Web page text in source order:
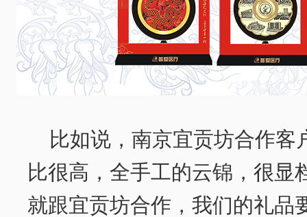
比如说，南京宜贡坊合作
比很高，全手工的云锦，很显
就跟宜贡坊合作，我们的礼品